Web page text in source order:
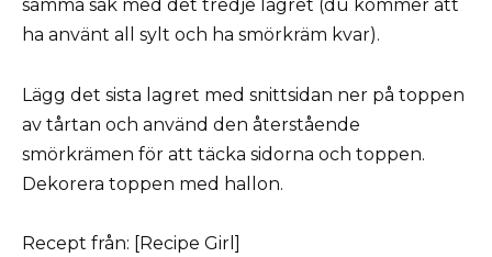
samma sak med det tredje lagret (du kommer att
ha använt all sylt och ha smörkräm kvar).
Lägg det sista lagret med snittsidan ner på toppen
av tårtan och använd den återstående
smörkrämen för att täcka sidorna och toppen.
Dekorera toppen med hallon.
Recept från: [Recipe Girl]